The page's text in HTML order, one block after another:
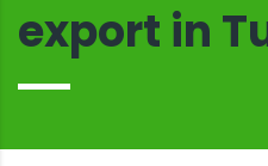
export in